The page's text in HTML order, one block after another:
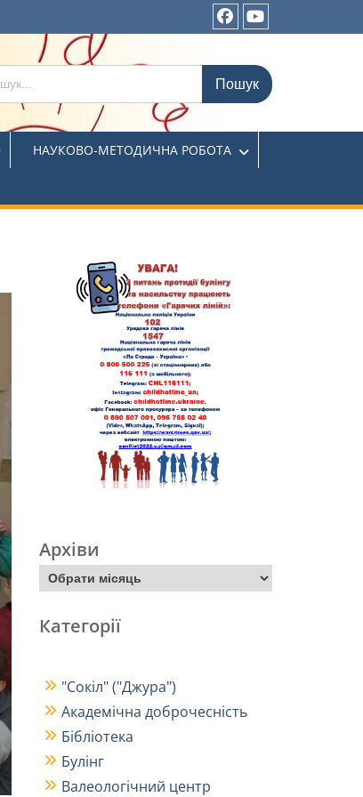
НАУКОВО-МЕТОДИЧНА РОБОТА
Архіви
Категорії
"Сокіл" ("Джура")
Академічна доброчесність
Бібліотека
Булінг
Валеологічний центр